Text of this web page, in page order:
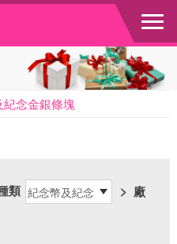
念金銀條塊
類 > 廠